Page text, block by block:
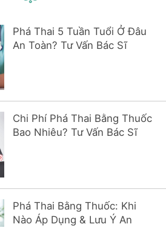
Phá Thai 5 Tuần Tuổi Ở Đâu
An Toàn? Tư Vấn Bác Sĩ
Chi Phí Phá Thai Bằng Thuốc
Bao Nhiêu? Tư Vấn Bác Sĩ
Phá Thai Bằng Thuốc: Khi
Nào Áp Dụng & Lưu Ý An